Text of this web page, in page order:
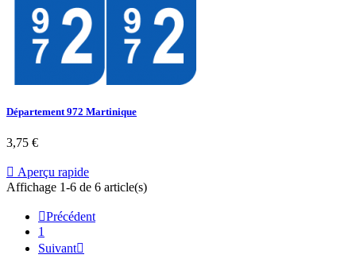
Département 972 Martinique
3,75 €
 Aperçu rapide
Affichage 1-6 de 6 article(s)
Précédent
1
Suivant